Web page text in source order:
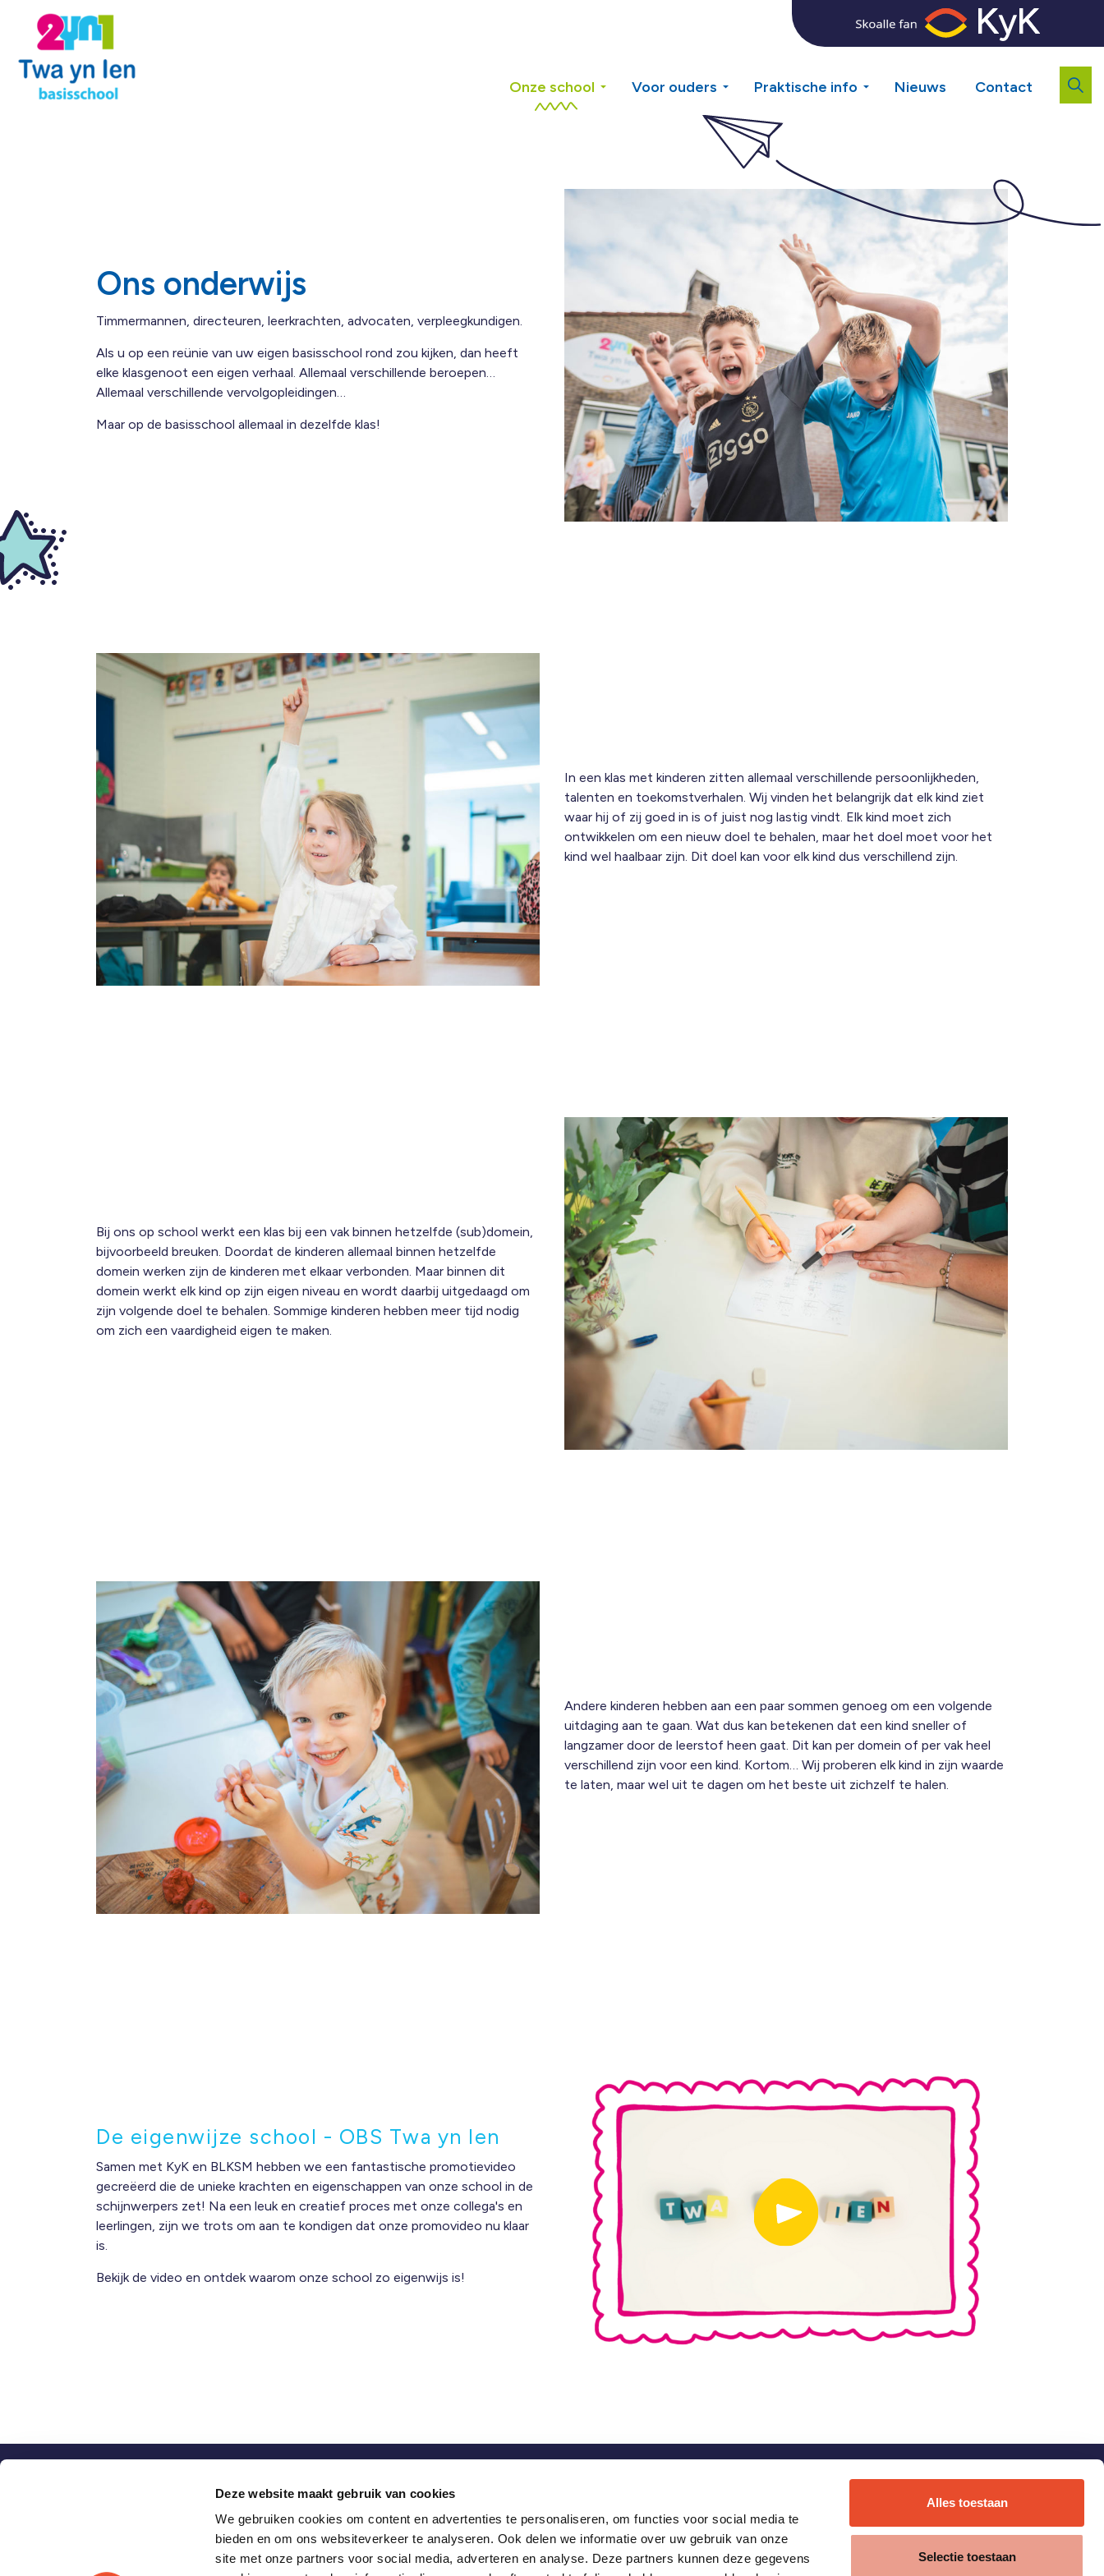
Deze website maakt gebruik van cookies
We gebruiken cookies om content en advertenties te personaliseren, om functies voor social media te
bieden en om ons websiteverkeer te analyseren. Ook delen we informatie over uw gebruik van onze
site met onze partners voor social media, adverteren en analyse. Deze partners kunnen deze gegevens
Alles toestaan
Selectie toestaan
Onze school Voor ouders Praktische info Nieuws Contact
Ons onderwijs
Timmermannen, directeuren, leerkrachten, advocaten, verpleegkundigen.
Als u op een reünie van uw eigen basisschool rond zou kijken, dan heeft
elke klasgenoot een eigen verhaal. Allemaal verschillende beroepen…
Allemaal verschillende vervolgopleidingen…
Maar op de basisschool allemaal in dezelfde klas!
In een klas met kinderen zitten allemaal verschillende persoonlijkheden,
talenten en toekomstverhalen. Wij vinden het belangrijk dat elk kind ziet
waar hij of zij goed in is of juist nog lastig vindt. Elk kind moet zich
ontwikkelen om een nieuw doel te behalen, maar het doel moet voor het
kind wel haalbaar zijn. Dit doel kan voor elk kind dus verschillend zijn.
Bij ons op school werkt een klas bij een vak binnen hetzelfde (sub)domein,
bijvoorbeeld breuken. Doordat de kinderen allemaal binnen hetzelfde
domein werken zijn de kinderen met elkaar verbonden. Maar binnen dit
domein werkt elk kind op zijn eigen niveau en wordt daarbij uitgedaagd om
zijn volgende doel te behalen. Sommige kinderen hebben meer tijd nodig
om zich een vaardigheid eigen te maken.
Andere kinderen hebben aan een paar sommen genoeg om een volgende
uitdaging aan te gaan. Wat dus kan betekenen dat een kind sneller of
langzamer door de leerstof heen gaat. Dit kan per domein of per vak heel
verschillend zijn voor een kind. Kortom… Wij proberen elk kind in zijn waarde
te laten, maar wel uit te dagen om het beste uit zichzelf te halen.
De eigenwijze school - OBS Twa yn Ien
Samen met KyK en BLKSM hebben we een fantastische promotievideo
gecreëerd die de unieke krachten en eigenschappen van onze school in de
schijnwerpers zet! Na een leuk en creatief proces met onze collega's en
leerlingen, zijn we trots om aan te kondigen dat onze promovideo nu klaar
is.
Bekijk de video en ontdek waarom onze school zo eigenwijs is!
veelgestelde vragenof neem contact met ons op via: